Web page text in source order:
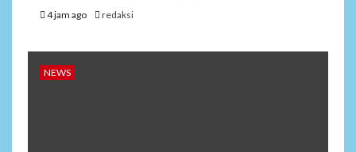
4 jam ago redaksi
NEWS